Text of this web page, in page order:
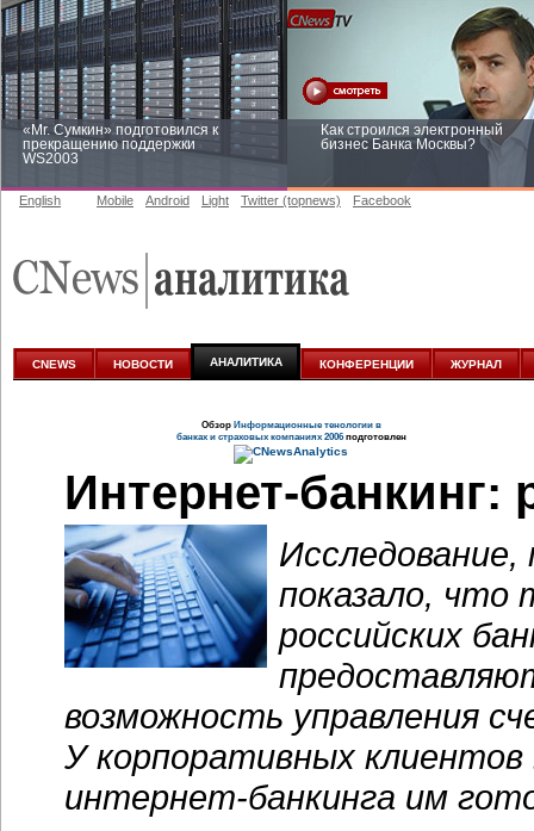
«Mr. Сумкин» подготовился к
прекращению поддержки
WS2003
Как строился электронный
бизнес Банка Москвы?
аналитике
English Mobile Android Light Twitter (topnews) Facebook
CNEWS НОВОСТИ АНАЛИТИКА КОНФЕРЕНЦИИ ЖУРНАЛ
Обзор Информационные тенологии в
банках и страховых компаниях 2006подготовлен
Интернет-банкинг:
Исследование,
показало, что
российских
возможность управления
У корпоративных
интернет-банкинга им